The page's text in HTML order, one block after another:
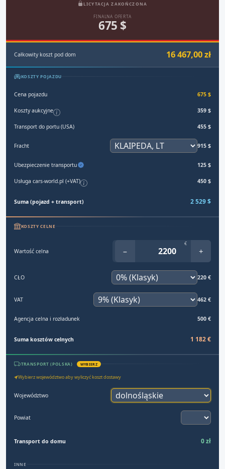
LICYTACJA ZAKOŃCZONA
FINALNA OFERTA
675 $
Całkowity koszt pod dom 16 467,00 zł
KOSZTY POJAZDU
Cena pojazdu 675 $
Koszty aukcyjne 359 $
Transport do portu (USA) 455 $
Fracht 915 $
Ubezpieczenie transportu 125 $
Usługa cars-world.pl (+VAT) 450 $
Suma (pojazd + transport) 2 529 $
KOSZTY CELNE
Wartość celna −
€
+
CŁO 220 €
VAT 462 €
Agencja celna i rozładunek 500 €
Suma kosztów celnych 1 182 €
TRANSPORT (POLSKA) WYBIERZ
Wybierz województwo aby wyliczyć koszt dostawy
Województwo
Powiat
Transport do domu 0 zł
INNE